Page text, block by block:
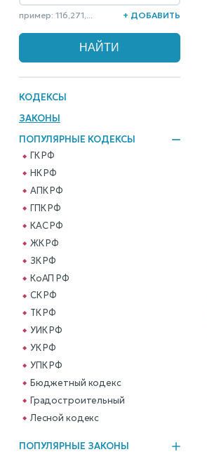
пример: 116,271,... + ДОБАВИТЬ
КОДЕКСЫ
ЗАКОНЫ
ПОПУЛЯРНЫЕ КОДЕКСЫ
ГК РФ
НК РФ
АПК РФ
ГПК РФ
КАС РФ
ЖК РФ
ЗК РФ
КоАП РФ
СК РФ
ТК РФ
УИК РФ
УК РФ
УПК РФ
Бюджетный кодекс
Градостроительный
Лесной кодекс
ПОПУЛЯРНЫЕ ЗАКОНЫ